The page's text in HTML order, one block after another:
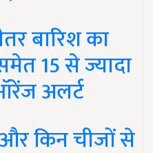
बारिश का
15 से ज्यादा
अलर्ट
किन चीजों से